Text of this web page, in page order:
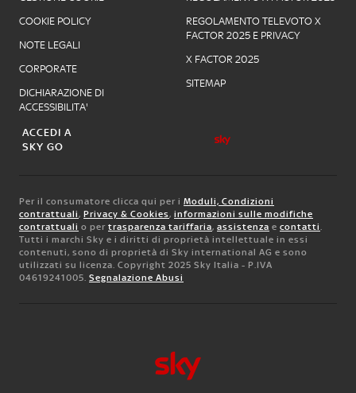
COOKIE POLICY
NOTE LEGALI
CORPORATE
DICHIARAZIONE DI
ACCESSIBILITA'
REGOLAMENTO TELEVOTO X
FACTOR 2025 E PRIVACY
X FACTOR 2025
SITEMAP
ACCEDI A
SKY GO
Per il consumatore clicca qui per i Moduli, Condizioni
contrattuali, Privacy & Cookies, informazioni sulle modifiche
contrattuali o per trasparenza tariffaria, assistenza e contatti.
Tutti i marchi Sky e i diritti di proprietà intellettuale in essi
contenuti, sono di proprietà di Sky international AG e sono
utilizzati su licenza. Copyright 2025 Sky Italia - P.IVA
04619241005. Segnalazione Abusi